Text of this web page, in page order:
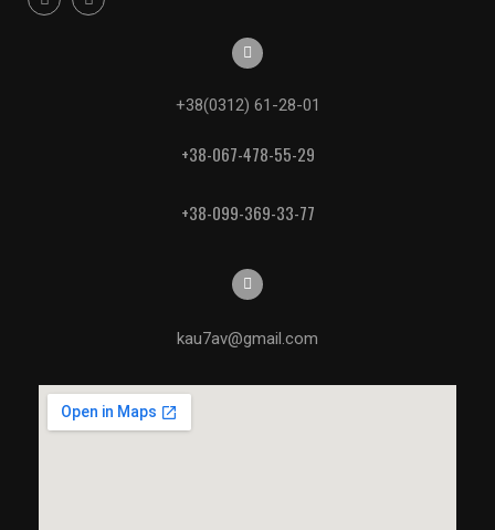
+38(0312) 61-28-01
+38-067-478-55-29
+38-099-369-33-77
kau7av@gmail.com